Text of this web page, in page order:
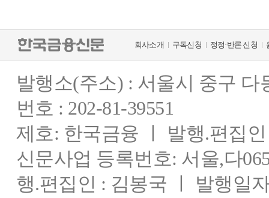
회사소개 구독신청 정정·반론 신청
발행소(주소) : 서울시 중구
번호 : 202-81-39551
제호: 한국금융 ㅣ 발행.편집
신문사업 등록번호: 서울,다
행.편집인 : 김봉국 ㅣ 발행일